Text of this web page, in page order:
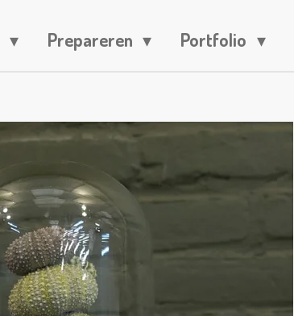
Prepareren Portfolio